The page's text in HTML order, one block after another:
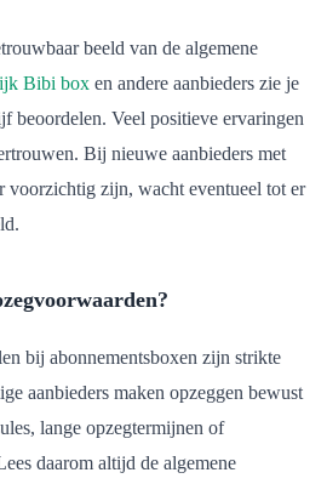
beeld van de algemene
Bibi box en andere aanbieders zie je
beoordelen. Veel positieve ervaringen
Bij nieuwe aanbieders met
voorzichtig zijn, wacht eventueel tot er
bij abonnementsboxen zijn strikte
aanbieders maken opzeggen bewust
lange opzegtermijnen of
daarom altijd de algemene